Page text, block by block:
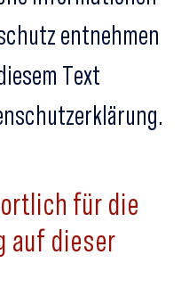
entnehmen
Text
für die
auf dieser